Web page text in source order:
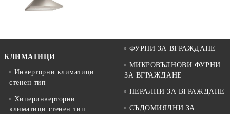
КЛИМАТИЦИ
Инверторни климатици
стенен тип
Хиперинверторни
климатици стенен тип
ФУРНИ ЗА ВГРАЖДАНЕ
МИКРОВЪЛНОВИ ФУРНИ
ЗА ВГРАЖДАНЕ
ПЕРАЛНИ ЗА ВГРАЖДАНЕ
СЪДОМИЯЛНИ ЗА